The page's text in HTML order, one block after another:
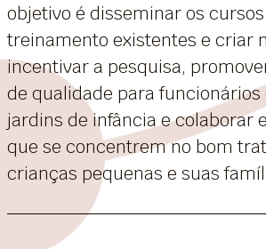
objetivo é disseminar os
treinamento existentes e criar
incentivar a pesquisa,
de qualidade para funcionários
jardins de infância e colaborar
que se concentrem no bom
crianças pequenas e suas